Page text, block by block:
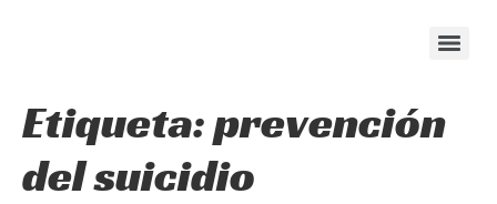
Etiqueta:prevención
del suicidio